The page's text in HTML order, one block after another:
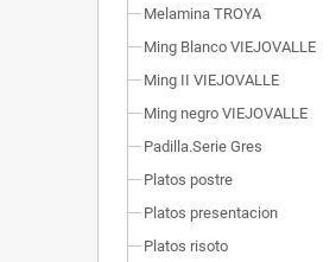
Melamina TROYA
Ming Blanco VIEJOVALLE
Ming II VIEJOVALLE
Ming negro VIEJOVALLE
Padilla.Serie Gres
Platos postre
Platos presentacion
Platos risoto